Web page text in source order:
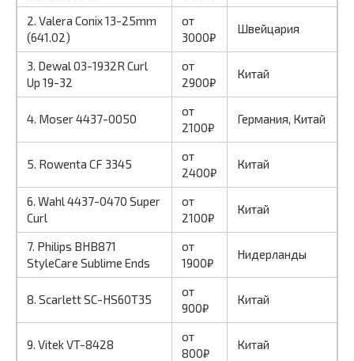
2. Valera Conix 13-25mm
(641.02)
от
3000₽
Швейцария
3. Dewal 03-1932R Curl
Up 19-32
от
2900₽
Китай
4. Moser 4437-0050
от
2100₽
Германия, Китай
5. Rowenta CF 3345
от
2400₽
Китай
6. Wahl 4437-0470 Super
Curl
от
2100₽
Китай
7. Philips BHB871
StyleCare Sublime Ends
от
1900₽
Нидерланды
8. Scarlett SC-HS60T35
от
900₽
Китай
9. Vitek VT-8428
от
800₽
Китай